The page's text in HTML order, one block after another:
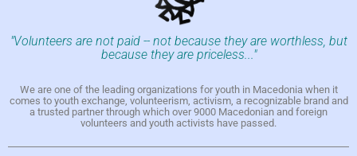
"Volunteers are not paid -- not because they are worthless, but
because they are priceless..."
We are one of the leading organizations for youth in Macedonia when it
comes to youth exchange, volunteerism, activism, a recognizable brand and
a trusted partner through which over 9000 Macedonian and foreign
volunteers and youth activists have passed.